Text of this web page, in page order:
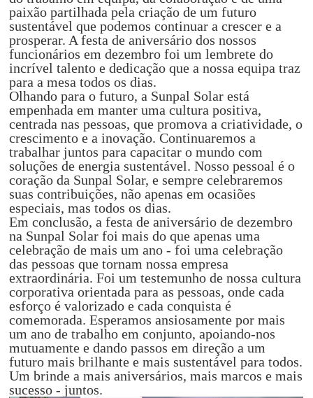
paixão partilhada pela criação de um futuro
sustentável que podemos continuar a crescer e a
prosperar. A festa de aniversário dos nossos
funcionários em dezembro foi um lembrete do
incrível talento e dedicação que a nossa equipa traz
para a mesa todos os dias.
Olhando para o futuro, a Sunpal Solar está
empenhada em manter uma cultura positiva,
centrada nas pessoas, que promova a criatividade, o
crescimento e a inovação. Continuaremos a
trabalhar juntos para capacitar o mundo com
soluções de energia sustentável. Nosso pessoal é o
coração da Sunpal Solar, e sempre celebraremos
suas contribuições, não apenas em ocasiões
especiais, mas todos os dias.
Em conclusão, a festa de aniversário de dezembro
na Sunpal Solar foi mais do que apenas uma
celebração de mais um ano - foi uma celebração
das pessoas que tornam nossa empresa
extraordinária. Foi um testemunho de nossa cultura
corporativa orientada para as pessoas, onde cada
esforço é valorizado e cada conquista é
comemorada. Esperamos ansiosamente por mais
um ano de trabalho em conjunto, apoiando-nos
mutuamente e dando passos em direção a um
futuro mais brilhante e mais sustentável para todos.
Um brinde a mais aniversários, mais marcos e mais
sucesso - juntos.